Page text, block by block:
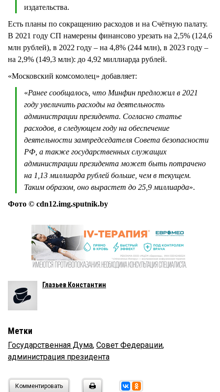
издательства.
Есть планы по сокращению расходов и на Счётную палату.
В 2021 году СП намерены финансово урезать на 2,5% (124,6
млн рублей), в 2022 году – на 4,8% (244 млн), в 2023 году –
на 2,9% (149,3 млн): до 4,92 миллиарда рублей.
«Московский комсомолец» добавляет:
«Ранее сообщалось, что Минфин предложил в 2021
году увеличить расходы на деятельность
администрации президента. Согласно статье
расходов, в следующем году на обеспечение
деятельности зампредседателя Совета безопасности
РФ, а также государственных служащих
администрации президента может быть потрачено
на 1,13 миллиарда рублей больше, чем в текущем.
Таким образом, оно вырастет до 25,9 миллиарда».
Фото © cdn12.img.sputnik.by
Глазьев Константин
Метки
Государственная Дума, Совет Федерации,
администрация президента
Комментировать